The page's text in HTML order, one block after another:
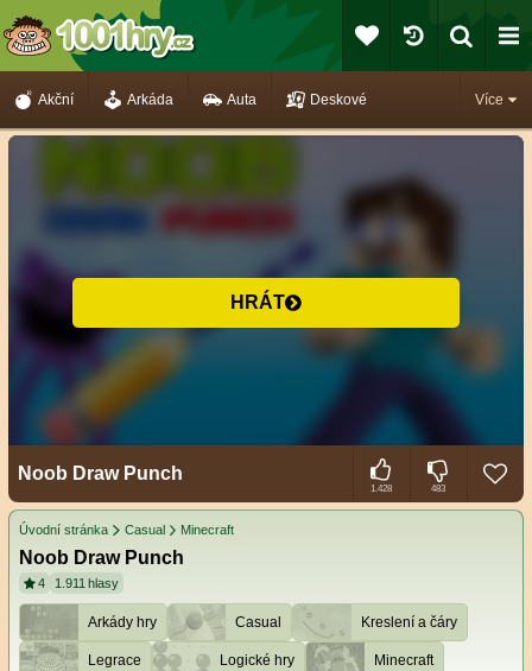
Více
Akční Arkáda Auta Deskové
HRÁT
Noob Draw Punch
1.428 483
Úvodní stránka Casual Minecraft
Noob Draw Punch
4 1.911 hlasy
Arkády hry Casual Kreslení a čáry
Legrace Logické hry Minecraft